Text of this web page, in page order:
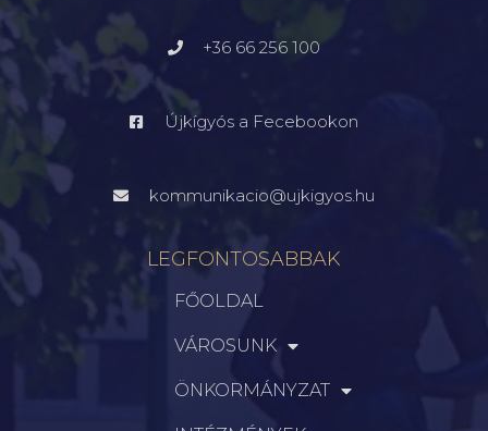
+36 66 256 100
Újkígyós a Fecebookon
kommunikacio@ujkigyos.hu
LEGFONTOSABBAK
FŐOLDAL
VÁROSUNK
ÖNKORMÁNYZAT